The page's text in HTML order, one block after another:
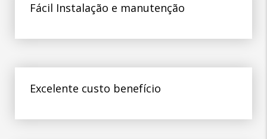
Fácil Instalação e manutenção
Excelente custo benefício